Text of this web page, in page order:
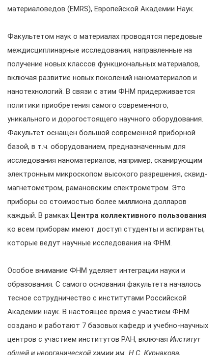
материаловедов (EMRS), Европейской Академии Наук.
Факультетом наук о материалах проводятся передовые
междисциплинарные исследования, направленные на
получение новых классов функциональных материалов,
включая развитие новых поколений наноматериалов и
нанотехнологий. В связи с этим ФНМ придерживается
политики приобретения самого современного,
уникального и дорогостоящего научного оборудования.
Факультет оснащен большой современной приборной
базой, в т.ч. оборудованием, предназначенным для
исследования наноматериалов, например, сканирующим
электронным микроскопом высокого разрешения, сквид-
магнетометром, рамановским спектрометром. Это
приборы со стоимостью более миллиона долларов
каждый. В рамках Центра коллективного пользования
ко всем приборам имеют доступ студенты и аспиранты,
которые ведут научные исследования на ФНМ.
Особое внимание ФНМ уделяет интеграции науки и
образования. С самого основания факультета началось
тесное сотрудничество с институтами Российской
Академии наук. В настоящее время с участием ФНМ
создано и работают 7 базовых кафедр и учебно-научных
центров с участием институтов РАН, включая Институт
общей и неорганической химии им. Н.С. Курнакова,